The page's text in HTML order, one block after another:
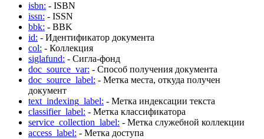
isbn: - ISBN
issn: - ISSN
bbk: - BBK
id: - Идентификатор документа
col: - Коллекция
siglafund: - Сигла-фонд
doc_source_var: - Способ получения документа
doc_source_label: - Метка места, откуда получен
документ
text_indexing_label: - Метка индексации текста
classifier_label: - Метка классификатора
service_collection_label: - Метка служебной коллекции
access_label: - Метка доступа